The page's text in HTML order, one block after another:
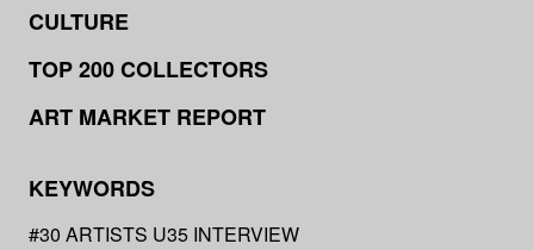
CULTURE
TOP 200 COLLECTORS
ART MARKET REPORT
KEYWORDS
#30 ARTISTS U35 INTERVIEW